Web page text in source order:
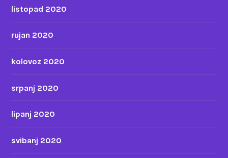
listopad 2020
rujan 2020
kolovoz 2020
srpanj 2020
lipanj 2020
svibanj 2020